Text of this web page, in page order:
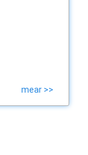
mear >>